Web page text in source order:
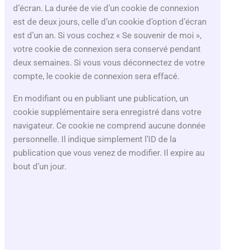
d’écran. La durée de vie d’un cookie de connexion
est de deux jours, celle d’un cookie d’option d’écran
est d’un an. Si vous cochez « Se souvenir de moi »,
votre cookie de connexion sera conservé pendant
deux semaines. Si vous vous déconnectez de votre
compte, le cookie de connexion sera effacé.
En modifiant ou en publiant une publication, un
cookie supplémentaire sera enregistré dans votre
navigateur. Ce cookie ne comprend aucune donnée
personnelle. Il indique simplement l’ID de la
publication que vous venez de modifier. Il expire au
bout d’un jour.